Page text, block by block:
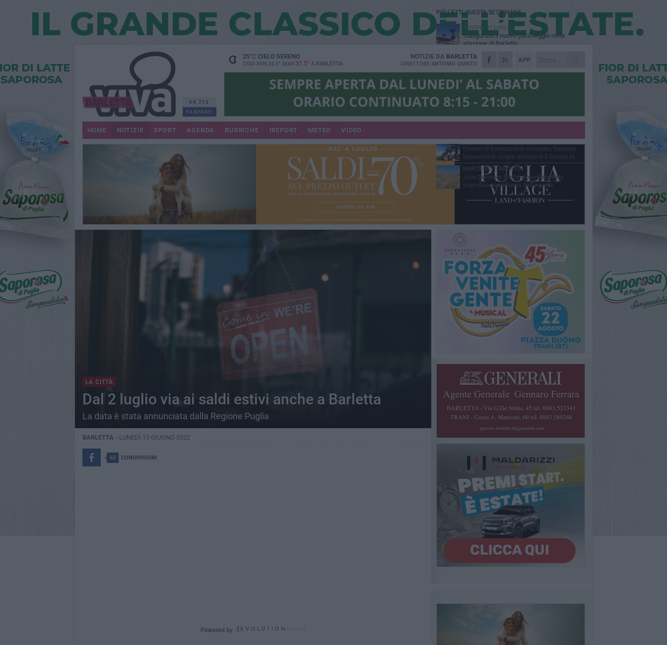
68.713
FANPAGE
25°CCIELO SERENO
OGGI MIN 24.5° MAX 31.5° A BARLETTA
APP
NOTIZIE DA BARLETTA
DIRETTORE ANTONIO QUINTO
HOME NOTIZIE SPORT AGENDA RUBRICHE IREPORT METEO VIDEO
LA CITTÀ
Dal 2 luglio via ai saldi estivi anche a Barletta
La data è stata annunciata dalla Regione Puglia
BARLETTA - LUNEDÌ 13 GIUGNO 2022
62 CONDIVISIONI
Powered by
PIÙ LETTI QUESTA SETTIMANA
VENERDÌ 31 LUGLIO
Inaugurato il nuovo parcheggio nella
stazione di Barletta
MERCOLEDÌ 5 AGOSTO
Barletta piange Gioacchino Dagnello:
64enne barlettano investito all'alba a Trani
GIOVEDÌ 30 LUGLIO
gioielleria, banditi in fuga
Beni confiscati alla mafia. Nasce il servizio
VENERDÌ 31 LUGLIO
MERCOLEDÌ 5 AGOSTO
Jova Summer Party, giovedì mattina
sopralluogo nell'area dell'evento